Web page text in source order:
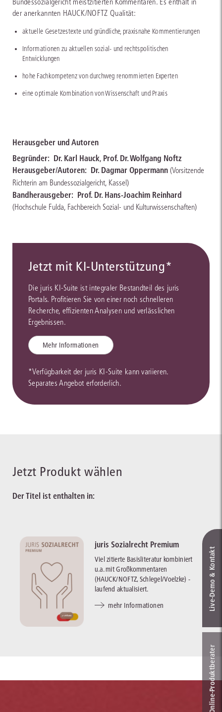
Bundessozialgericht meistzitierten Kommentaren. Es enthält in
der anerkannten HAUCK/NOFTZ Qualität:
aktuelle Gesetzestexte und gründliche, praxisnahe Kommentierungen
Informationen zu aktuellen sozial- und rechtspolitischen
Entwicklungen
hohe Fachkompetenz von durchweg renommierten Experten
eine optimale Kombination von Wissenschaft und Praxis
Herausgeber und Autoren
Begründer: Dr. Karl Hauck, Prof. Dr. Wolfgang Noftz
Herausgeber/Autoren: Dr. Dagmar Oppermann (Vorsitzende
Richterin am Bundessozialgericht, Kassel)
Bandherausgeber: Prof. Dr. Hans-Joachim Reinhard
(Hochschule Fulda, Fachbereich Sozial- und Kulturwissenschaften)
Jetzt mit KI-Unterstützung*
Die juris KI-Suite ist integraler Bestandteil des juris
Portals. Profitieren Sie von einer noch schnelleren
Recherche, effizienten Analysen und verlässlichen
Ergebnissen.
Mehr Informationen
*Verfügbarkeit der juris KI-Suite kann variieren.
Separates Angebot erforderlich.
Jetzt Produkt wählen
Der Titel ist enthalten in:
juris Sozialrecht Premium
Viel zitierte Basisliteratur kombiniert
u.a. mit Großkommentaren
(HAUCK/NOFTZ, Schlegel/Voelzke) -
laufend aktualisiert.
mehr Informationen
Live‑Demo & Kontakt
Online-Produkt­berater